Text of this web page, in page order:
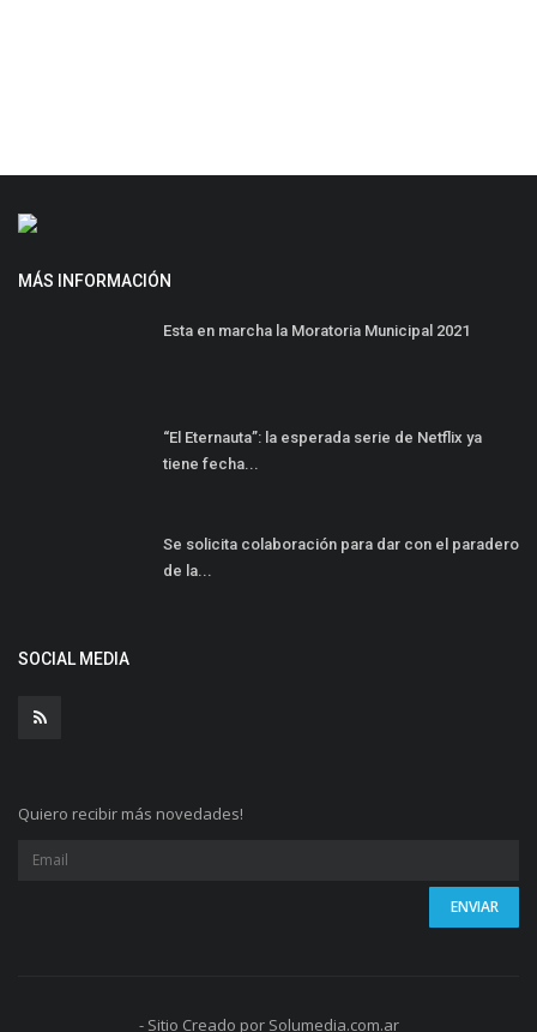
MÁS INFORMACIÓN
Esta en marcha la Moratoria Municipal 2021
“El Eternauta”: la esperada serie de Netflix ya
tiene fecha...
Se solicita colaboración para dar con el paradero
de la...
SOCIAL MEDIA
Quiero recibir más novedades!
- Sitio Creado por Solumedia.com.ar